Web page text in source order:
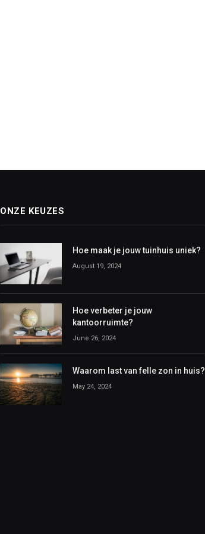
ONZE KEUZES
Hoe maak je jouw tuinhuis uniek?
August 19, 2024
Hoe verbeter je jouw
kantoorruimte?
June 26, 2024
Waarom last van felle zon in huis?
May 24, 2024